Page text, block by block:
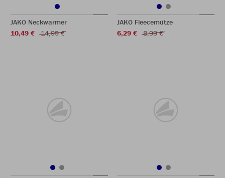
JAKO Neckwarmer
10,49 €
14,99 €
JAKO Fleecemütze
6,29 €
8,99 €